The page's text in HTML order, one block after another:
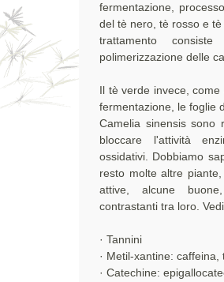
fermentazione,
del tè nero, tè rosso e
trattamento
polimerizzazione delle
Il tè verde invece,
fermentazione, le foglie
Camelia sinensis sono
bloccare l'attività
ossidativi. Dobbiamo
resto molte altre
attive, alcune
contrastanti tra loro.
· Tannini
· Metil-xantine:
· Catechine: